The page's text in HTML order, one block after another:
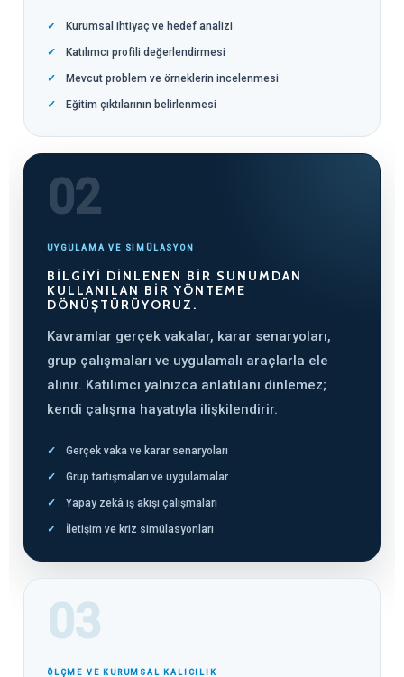
Kurumsal ihtiyaç ve hedef analizi
Katılımcı profili değerlendirmesi
Mevcut problem ve örneklerin incelenmesi
Eğitim çıktılarının belirlenmesi
02
UYGULAMA VE SİMÜLASYON
BILGIYI DINLENEN BIR SUNUMDAN
KULLANILAN BIR YÖNTEME
DÖNÜŞTÜRÜYORUZ.
Kavramlar gerçek vakalar, karar senaryoları,
grup çalışmaları ve uygulamalı araçlarla ele
alınır. Katılımcı yalnızca anlatılanı dinlemez;
kendi çalışma hayatıyla ilişkilendirir.
Gerçek vaka ve karar senaryoları
Grup tartışmaları ve uygulamalar
Yapay zekâ iş akışı çalışmaları
İletişim ve kriz simülasyonları
03
ÖLÇME VE KURUMSAL KALICILIK